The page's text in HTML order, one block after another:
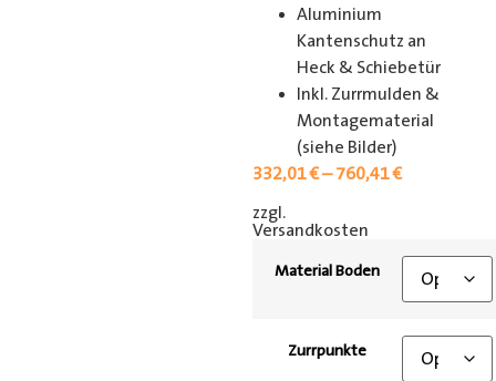
Aluminium
Kantenschutz an
Heck & Schiebetür
Inkl. Zurrmulden &
Montagematerial
(siehe Bilder)
332,01€–760,41€
zzgl.
Versandkosten
Material Boden
Zurrpunkte